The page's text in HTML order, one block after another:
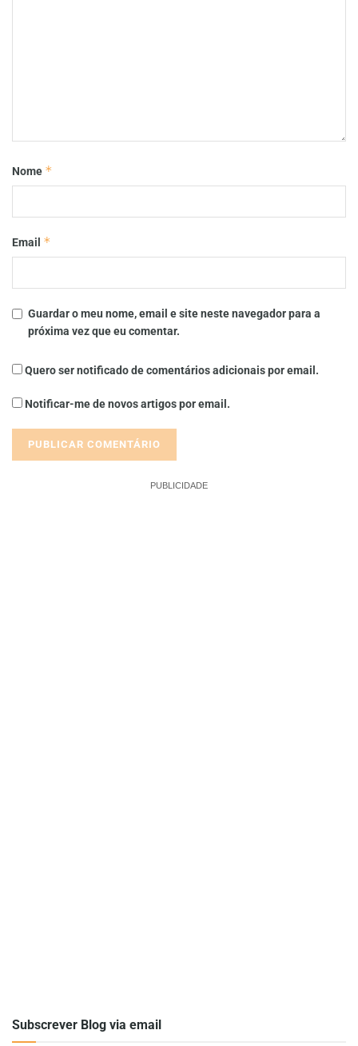
Nome *
Email *
Guardar o meu nome, email e site neste navegador para a
próxima vez que eu comentar.
Quero ser notificado de comentários adicionais por email.
Notificar-me de novos artigos por email.
PUBLICIDADE
Subscrever Blog via email